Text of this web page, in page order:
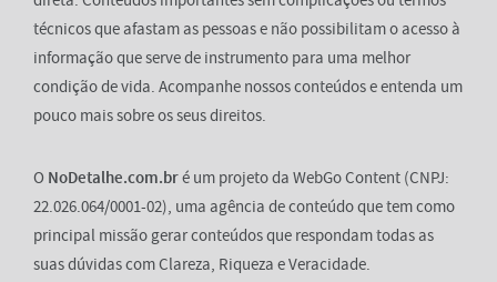
técnicos que afastam as pessoas e não possibilitam o acesso à
informação que serve de instrumento para uma melhor
condição de vida. Acompanhe nossos conteúdos e entenda um
pouco mais sobre os seus direitos.
O NoDetalhe.com.bré um projeto da WebGo Content (CNPJ:
22.026.064/0001-02), uma agência de conteúdo que tem como
principal missão gerar conteúdos que respondam todas as
suas dúvidas com Clareza, Riqueza e Veracidade.